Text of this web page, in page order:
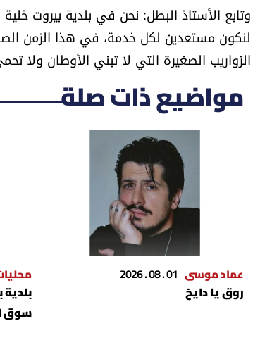
وتابع الأستاذ البطل: نحن في بلدية بيروت
لنكون مستعدين لكل خدمة، في هذا الزمن
الزواريب الصغيرة التي لا تبني الأوطان ولا
مواضيع ذات صلة
عماد موسى 01 . 08 . 2026
روق يا دايخ
سوق